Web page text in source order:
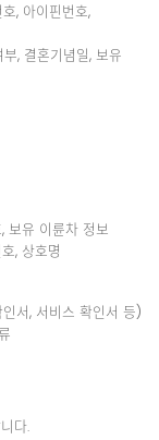
, 아이핀번호,
, 결혼기념일, 보유
보유 이륜차 정보
, 상호명
서, 서비스 확인서 등)
다.